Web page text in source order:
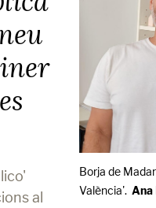
al
Borja de
València'. Ana